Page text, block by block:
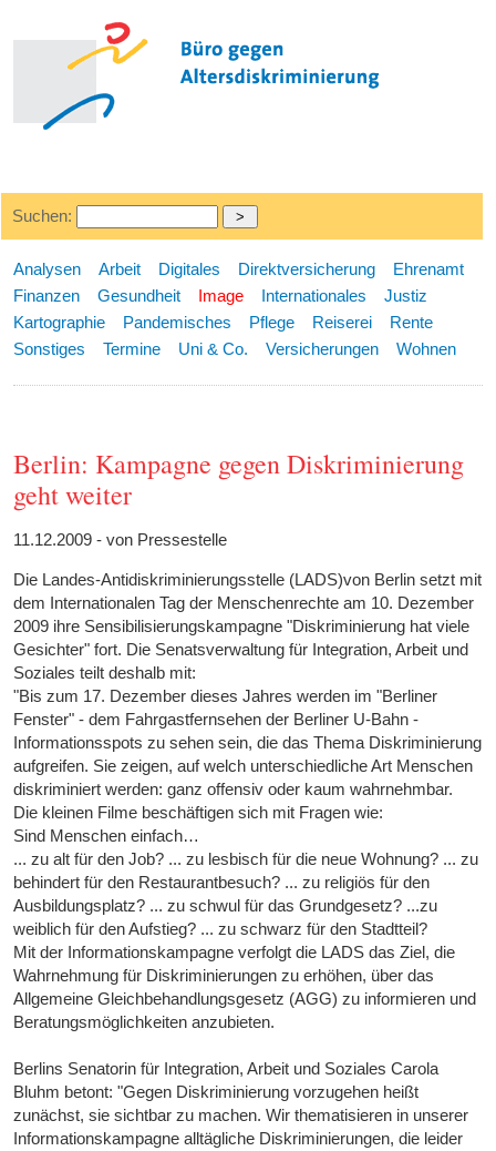
Suchen:
Analysen Arbeit Digitales Direktversicherung
Ehrenamt
Finanzen
Gesundheit Image Internationales
Justiz
Kartographie
Pandemisches Pflege Reiserei
Rente
Sonstiges
Termine Uni & Co. Versicherungen Wohnen
Berlin: Kampagne gegen Diskriminierung
geht weiter
11.12.2009 - von Pressestelle
Die Landes-Antidiskriminierungsstelle (LADS)von Berlin setzt mit
dem Internationalen Tag der Menschenrechte am 10. Dezember
2009 ihre Sensibilisierungskampagne "Diskriminierung hat viele
Gesichter" fort. Die Senatsverwaltung für Integration, Arbeit und
Soziales teilt deshalb mit:
"Bis zum 17. Dezember dieses Jahres werden im "Berliner
Fenster" - dem Fahrgastfernsehen der Berliner U-Bahn -
Informationsspots zu sehen sein, die das Thema Diskriminierung
aufgreifen. Sie zeigen, auf welch unterschiedliche Art Menschen
diskriminiert werden: ganz offensiv oder kaum wahrnehmbar.
Die kleinen Filme beschäftigen sich mit Fragen wie:
Sind Menschen einfach…
... zu alt für den Job? ... zu lesbisch für die neue Wohnung? ... zu
behindert für den Restaurantbesuch? ... zu religiös für den
Ausbildungsplatz? ... zu schwul für das Grundgesetz? ...zu
weiblich für den Aufstieg? ... zu schwarz für den Stadtteil?
Mit der Informationskampagne verfolgt die LADS das Ziel, die
Wahrnehmung für Diskriminierungen zu erhöhen, über das
Allgemeine Gleichbehandlungsgesetz (AGG) zu informieren und
Beratungsmöglichkeiten anzubieten.
Berlins Senatorin für Integration, Arbeit und Soziales Carola
Bluhm betont: "Gegen Diskriminierung vorzugehen heißt
zunächst, sie sichtbar zu machen. Wir thematisieren in unserer
Informationskampagne alltägliche Diskriminierungen, die leider